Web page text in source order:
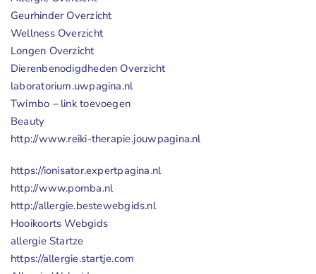
Geurhinder Overzicht
Wellness Overzicht
Longen Overzicht
Dierenbenodigdheden Overzicht
laboratorium.uwpagina.nl
Twimbo – link toevoegen
Beauty
http://www.reiki-therapie.jouwpagina.nl
https://ionisator.expertpagina.nl
http://www.pomba.nl
http://allergie.bestewebgids.nl
Hooikoorts Webgids
allergie Startze
https://allergie.startje.com